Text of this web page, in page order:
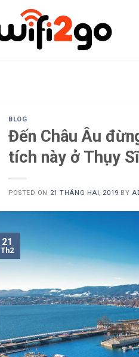
BLOG
Đến Châu Âu
tích này ở Thụy Sĩ
POSTED ON 21 THÁNG HAI, 2019 BY
21
Th2